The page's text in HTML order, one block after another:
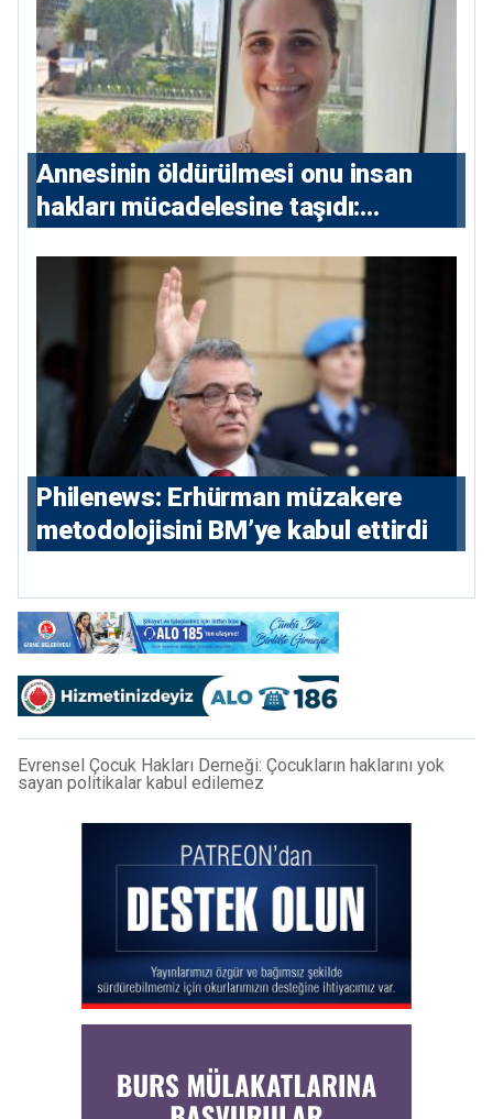
Annesinin öldürülmesi onu insan
hakları mücadelesine taşıdı:
hikayesi
Philenews: Erhürman müzakere
metodolojisini BM’ye kabul ettirdi
Evrensel Çocuk Hakları Derneği: Çocukların haklarını yok
sayan politikalar kabul edilemez